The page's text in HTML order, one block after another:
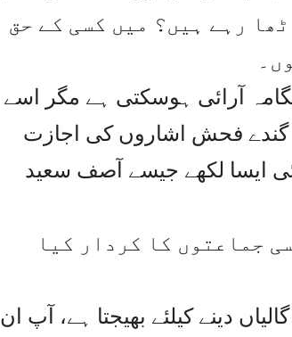
رہے ہیں؟ میں کسی کے حق
آرائی ہوسکتی ہے مگر اسے
گندے فحش اشاروں کی اجازت
ایسا لکھے جیسے آصف سعید
جماعتوں کا کردار کیا
دینے کیلئے بھیجتا ہے، آپ ان